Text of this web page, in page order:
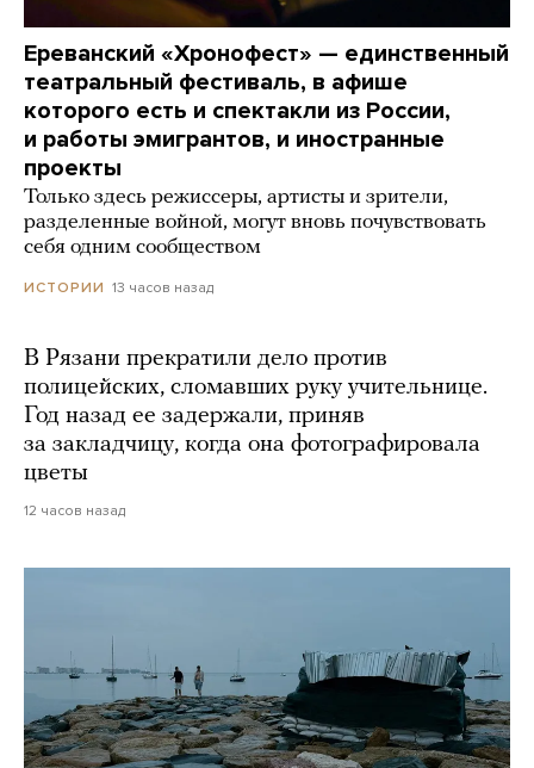
Ереванский «Хронофест» — единственный
театральный фестиваль, в афише
которого есть и спектакли из России,
и работы эмигрантов, и иностранные
проекты
Только здесь режиссеры, артисты и зрители,
разделенные войной, могут вновь почувствовать
себя одним сообществом
ИСТОРИИ 13 часов назад
В Рязани прекратили дело против
полицейских, сломавших руку учительнице.
Год назад ее задержали, приняв
за закладчицу, когда она фотографировала
цветы
12 часов назад